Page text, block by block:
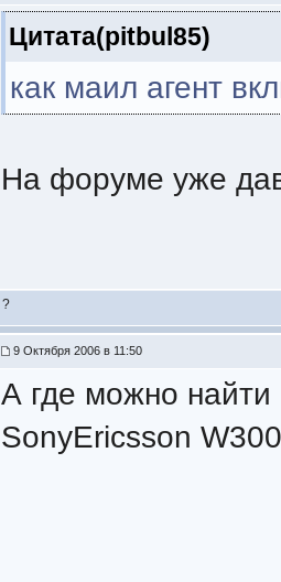
Цитата(pitbul85)
как маил агент
На форуме уже
?
9 Октября 2006 в 11:50
А где можно
SonyEricsson